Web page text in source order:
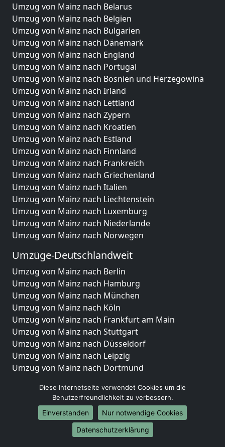
Umzug von Mainz nach Belarus
Umzug von Mainz nach Belgien
Umzug von Mainz nach Bulgarien
Umzug von Mainz nach Dänemark
Umzug von Mainz nach England
Umzug von Mainz nach Portugal
Umzug von Mainz nach Bosnien und Herzegowina
Umzug von Mainz nach Irland
Umzug von Mainz nach Lettland
Umzug von Mainz nach Zypern
Umzug von Mainz nach Kroatien
Umzug von Mainz nach Estland
Umzug von Mainz nach Finnland
Umzug von Mainz nach Frankreich
Umzug von Mainz nach Griechenland
Umzug von Mainz nach Italien
Umzug von Mainz nach Liechtenstein
Umzug von Mainz nach Luxemburg
Umzug von Mainz nach Niederlande
Umzug von Mainz nach Norwegen
Umzüge-Deutschlandweit
Umzug von Mainz nach Berlin
Umzug von Mainz nach Hamburg
Umzug von Mainz nach München
Umzug von Mainz nach Köln
Umzug von Mainz nach Frankfurt am Main
Umzug von Mainz nach Stuttgart
Umzug von Mainz nach Düsseldorf
Umzug von Mainz nach Leipzig
Umzug von Mainz nach Dortmund
Umzug von Mainz nach Bremen
Umzug von Mainz nach Dresden
Umzug von Mainz nach Hannover
Umzug von Mainz nach Nürnberg
Umzug von Mainz nach Duisburg
Diese Internetseite verwendet Cookies um die
Benutzerfreundlichkeit zu verbessern.
Einverstanden
Nur notwendige Cookies
Datenschutzerklärung